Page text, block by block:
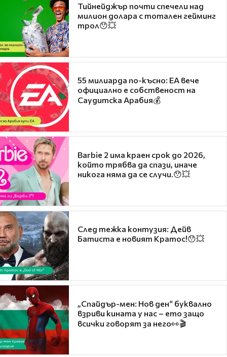
Тийнейджър почти спечели над
милион долара с тотален гейминг
трол😯💥
55 милиарда по-късно: EA вече
официално е собственост на
Саудитска Арабия💰
Barbie 2 има краен срок до 2026,
който трябва да спази, иначе
никога няма да се случи.😯💥
След тежка контузия: Дейв
Батиста е новият Кратос!😯💥
„Спайдър-мен: Нов ден“ буквално
взриви кината у нас – ето защо
всички говорят за него👀🎬